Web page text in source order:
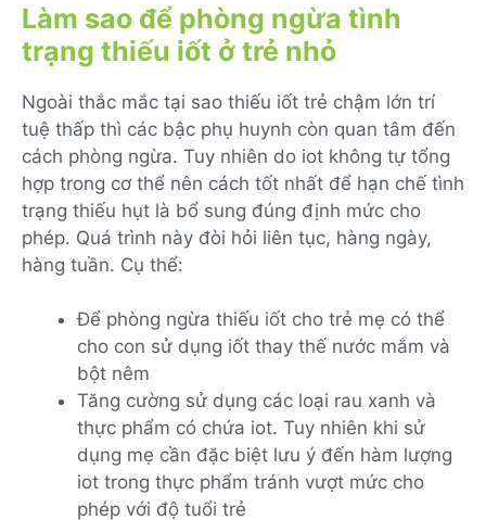
Làm sao để phòng ngừa tình
trạng thiếu iốt ở trẻ nhỏ
Ngoài thắc mắc tại sao thiếu iốt trẻ chậm lớn trí
tuệ thấp thì các bậc phụ huynh còn quan tâm đến
cách phòng ngừa. Tuy nhiên do iot không tự tổng
hợp trong cơ thể nên cách tốt nhất để hạn chế tình
trạng thiếu hụt là bổ sung đúng định mức cho
phép. Quá trình này đòi hỏi liên tục, hàng ngày,
hàng tuần. Cụ thể:
Để phòng ngừa thiếu iốt cho trẻ mẹ có thể
cho con sử dụng iốt thay thế nước mắm và
bột nêm
Tăng cường sử dụng các loại rau xanh và
thực phẩm có chứa iot. Tuy nhiên khi sử
dụng mẹ cần đặc biệt lưu ý đến hàm lượng
iot trong thực phẩm tránh vượt mức cho
phép với độ tuổi trẻ